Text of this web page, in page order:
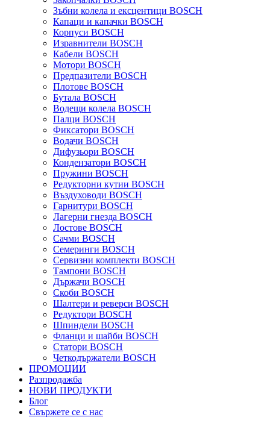
Зъбни колела и ексцентици BOSCH
Капаци и капачки BOSCH
Корпуси BOSCH
Изравнители BOSCH
Кабели BOSCH
Мотори BOSCH
Предпазители BOSCH
Плотове BOSCH
Бутала BOSCH
Водещи колела BOSCH
Палци BOSCH
Фиксатори BOSCH
Водачи BOSCH
Дифузьори BOSCH
Кондензатори BOSCH
Пружини BOSCH
Редукторни кутии BOSCH
Въздуховоди BOSCH
Гарнитури BOSCH
Лагерни гнезда BOSCH
Лостове BOSCH
Сачми BOSCH
Семеринги BOSCH
Сервизни комплекти BOSCH
Тампони BOSCH
Държачи BOSCH
Скоби BOSCH
Шалтери и реверси BOSCH
Редуктори BOSCH
Шпиндели BOSCH
Фланци и шайби BOSCH
Статори BOSCH
Четкодържатели BOSCH
ПРОМОЦИИ
Разпродажба
НОВИ ПРОДУКТИ
Блог
Свържете се с нас